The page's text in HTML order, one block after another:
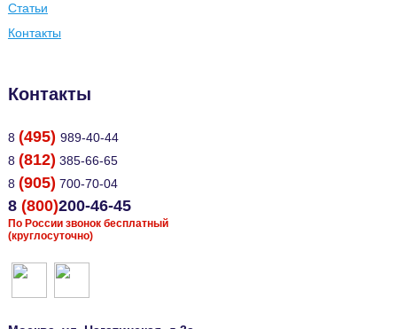
Статьи
Контакты
Контакты
8 (495) 989-40-44
8 (812) 385-66-65
8 (905) 700-70-04
8 (800)200-46-45
По России звонок бесплатный
(круглосуточно)